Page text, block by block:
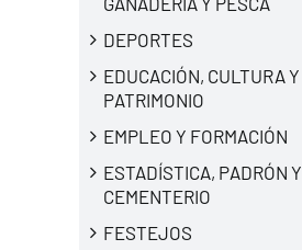
DEPORTES
EDUCACIÓN, CULTURA Y
PATRIMONIO
EMPLEO Y FORMACIÓN
ESTADÍSTICA, PADRÓN Y
CEMENTERIO
FESTEJOS